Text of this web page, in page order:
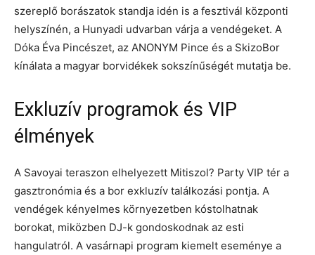
szereplő borászatok standja idén is a fesztivál központi
helyszínén, a Hunyadi udvarban várja a vendégeket. A
Dóka Éva Pincészet, az ANONYM Pince és a SkizoBor
kínálata a magyar borvidékek sokszínűségét mutatja be.
Exkluzív programok és VIP
élmények
A Savoyai teraszon elhelyezett Mitiszol? Party VIP tér a
gasztronómia és a bor exkluzív találkozási pontja. A
vendégek kényelmes környezetben kóstolhatnak
borokat, miközben DJ-k gondoskodnak az esti
hangulatról. A vasárnapi program kiemelt eseménye a